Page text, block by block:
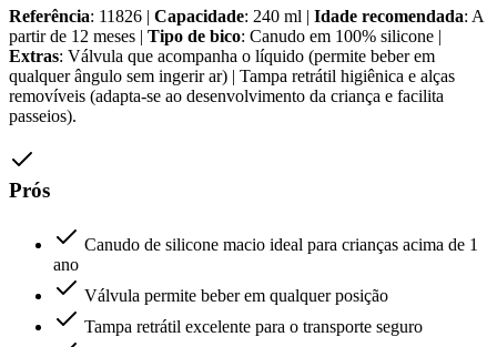
Referência: 11826 | Capacidade: 240 ml | Idade recomendada: A
partir de 12 meses | Tipo de bico: Canudo em 100% silicone |
Extras: Válvula que acompanha o líquido (permite beber em
qualquer ângulo sem ingerir ar) | Tampa retrátil higiênica e alças
removíveis (adapta-se ao desenvolvimento da criança e facilita
passeios).
Prós
Canudo de silicone macio ideal para crianças acima de 1
ano
Válvula permite beber em qualquer posição
Tampa retrátil excelente para o transporte seguro